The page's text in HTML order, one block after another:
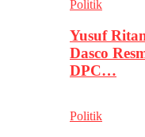
Politik
Yusuf
Dasco
DPC…
Politik